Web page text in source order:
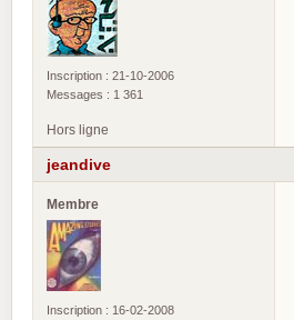
Inscription : 21-10-2006
Messages : 1 361
Hors ligne
jeandive
Membre
Inscription : 16-02-2008